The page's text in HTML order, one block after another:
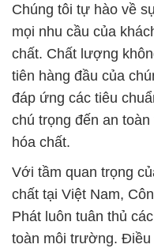
Chúng tôi tự hào về
mọi nhu cầu của
chất. Chất lượng
tiên hàng đầu của
đáp ứng các tiêu
chú trọng đến an
hóa chất.
Với tầm quan trọng
chất tại Việt Nam,
Phát luôn tuân thủ
toàn môi trường.